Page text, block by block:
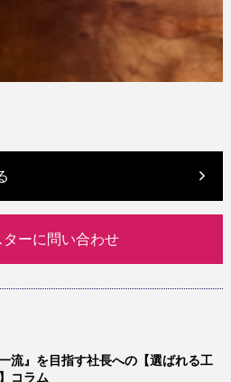
ターに問い合わせ
一流』を目指す社長への【選ばれる工
コラム